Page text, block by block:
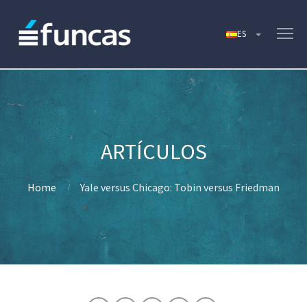
Home Yale versus Chicago: Tobin versus Friedman